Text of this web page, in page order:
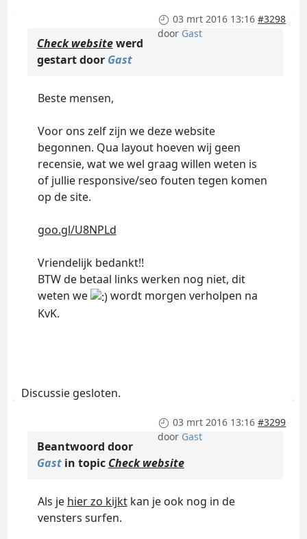
03 mrt 2016 13:16 #3298
door Gast
Check websitewerd
gestart door Gast
Beste mensen,
Voor ons zelf zijn we deze website
begonnen. Qua layout hoeven wij geen
recensie, wat we wel graag willen weten is
of jullie responsive/seo fouten tegen komen
op de site.
goo.gl/U8NPLd
Vriendelijk bedankt!!
BTW de betaal links werken nog niet, dit
weten we
wordt morgen verholpen na
KvK.
Discussie gesloten.
03 mrt 2016 13:16 #3299
door Gast
Beantwoord door
Gastin topic Check website
Als je hier zo kijktkan je ook nog in de
vensters surfen.